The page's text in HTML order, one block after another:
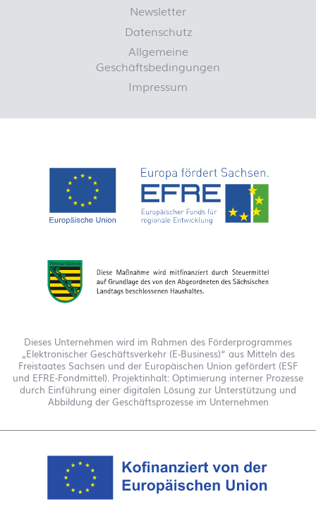
Newsletter
Datenschutz
Allgemeine
Geschäftsbedingungen
Impressum
Dieses Unternehmen wird im Rahmen des Förderprogrammes
„Elektronischer Geschäftsverkehr (E-Business)“ aus Mitteln des
Freistaates Sachsen und der Europäischen Union gefördert (ESF
und EFRE-Fondmittel). Projektinhalt: Optimierung interner Prozesse
durch Einführung einer digitalen Lösung zur Unterstützung und
Abbildung der Geschäftsprozesse im Unternehmen